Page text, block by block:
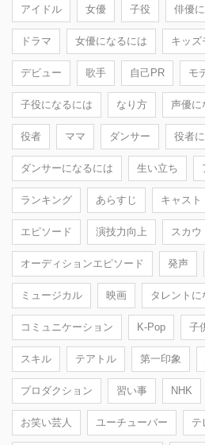
アイドル 女優 子役 俳優
ドラマ 女優になるには キッズ
デビュー 歌手 自己PR モ
子役になるには なり方 声優に
役者 ママ ダンサー 役者
ダンサーになるには 生い立ち
ランキング あらすじ キャスト
エピソード 演技力向上 スカウ
オーディションエピソード 発声
ミュージカル 映画 タレントに
コミュニケーション K-Pop 子
スキル テアトル 第一印象
プロダクション 習い事 NHK
お笑い芸人 ユーチューバー テ